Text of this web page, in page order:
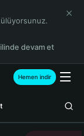
devam et
Hemen indir